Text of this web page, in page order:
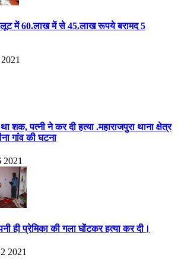
में 60.लाख में से 45.लाख रूपये बरामद 5
शक, पत्नी ने कर दी हत्या .महाराजपुरा थाना क्षेत्र
गांव की घटना
ही प्रेमिका की गला घोंटकर हत्या कर दी।
2021